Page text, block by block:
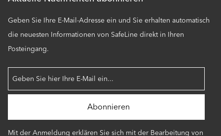
Geben Sie Ihre E-Mail-Adresse ein und Sie erhalten automatisch
die neuesten Informationen von SafeLine direkt in Ihren
Posteingang.
Mit der Anmeldung erklären Sie sich mit der Bearbeitung von